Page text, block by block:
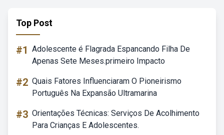
Top Post
#1 Adolescente é Flagrada Espancando Filha De
Apenas Sete Meses.primeiro Impacto
#2 Quais Fatores Influenciaram O Pioneirismo
Português Na Expansão Ultramarina
#3 Orientações Técnicas: Serviços De Acolhimento
Para Crianças E Adolescentes.